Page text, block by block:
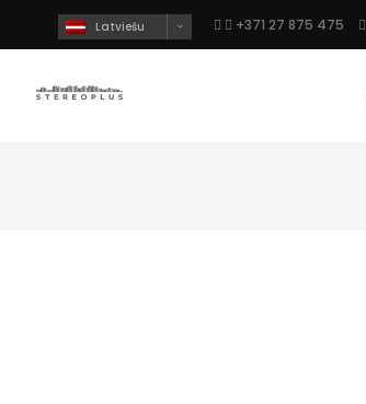
Latviešu +371 27 875 475